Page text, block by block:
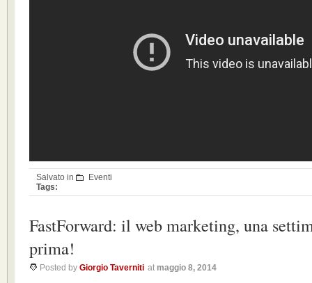
Salvato in
Eventi
Tags:
FastForward: il web marketing, una
prima!
Posted by Giorgio Taverniti at maggio 8, 2014